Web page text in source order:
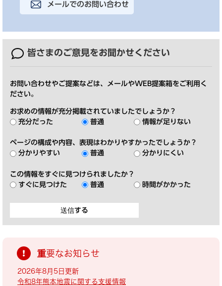
メールでのお問い合わせ
皆さまのご意見をお聞かせください
お問い合わせやご提案などは、メールやWEB提案箱をご利用く
ださい。
お求めの情報が充分掲載されていましたでしょうか？
充分だった
普通 情報が足りない
ページの構成や内容、表現はわかりやすかったでしょうか？
分かりやすい
普通 分かりにくい
この情報をすぐに見つけられましたか？
すぐに見つけた
普通 時間がかかった
重要なお知らせ
2026年8月5日更新
令和8年熊本地震に関する支援情報